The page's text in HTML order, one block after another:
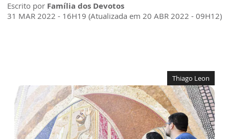
Escrito por Família dos Devotos
31 MAR 2022 - 16H19 (Atualizada em 20 ABR 2022 - 09H12)
Thiago Leon